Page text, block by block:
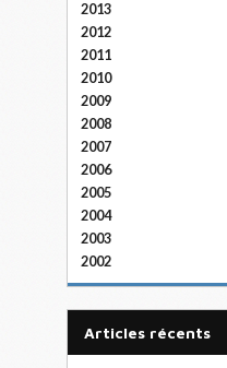
2013
2012
2011
2010
2009
2008
2007
2006
2005
2004
2003
2002
articles récents